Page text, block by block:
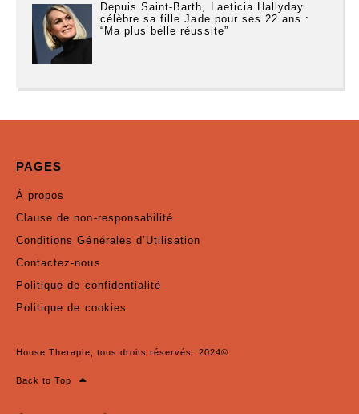
Depuis Saint-Barth, Laeticia Hallyday
célèbre sa fille Jade pour ses 22 ans :
“Ma plus belle réussite”
PAGES
À propos
Clause de non-responsabilité
Conditions Générales d’Utilisation
Contactez-nous
Politique de confidentialité
Politique de cookies
House Therapie, tous droits réservés. 2024©
Back to Top